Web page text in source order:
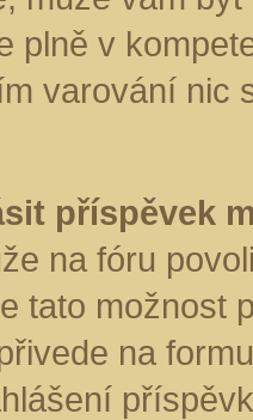
plně v
varování nic
příspěvek
na fóru
tato možnost
na